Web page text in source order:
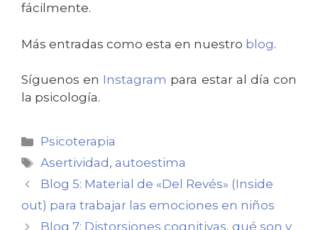
fácilmente.
Más entradas como esta en nuestro blog.
Síguenos en Instagram para estar al día con
la psicología.
Psicoterapia
Asertividad ,autoestima
Blog 5: Material de «Del Revés» (Inside
out) para trabajar las emociones en niños
Blog 7: Distorsiones cognitivas, qué son y